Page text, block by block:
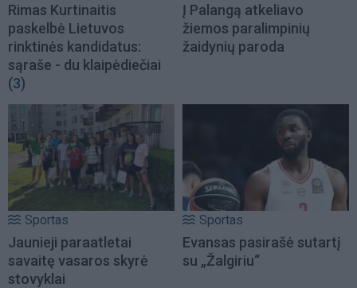
Rimas Kurtinaitis
paskelbė Lietuvos
rinktinės kandidatus:
sąraše - du klaipėdiečiai
(3)
Į Palangą atkeliavo
žiemos paralimpinių
žaidynių paroda
Sportas
Jaunieji paraatletai
savaitę vasaros skyrė
stovyklai
Sportas
Evansas pasirašė sutartį
su „Žalgiriu“